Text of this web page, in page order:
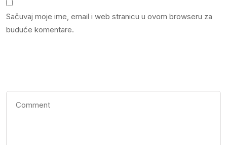
Sačuvaj moje ime, email i web stranicu u ovom browseru za
buduće komentare.